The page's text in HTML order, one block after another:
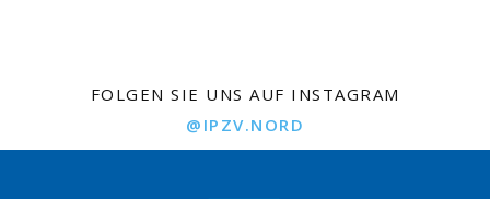
FOLGEN SIE UNS AUF INSTAGRAM
@IPZV.NORD